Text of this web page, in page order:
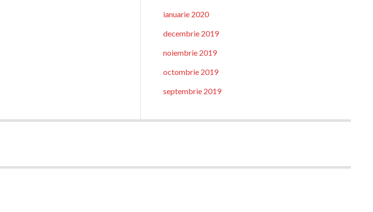
ianuarie 2020
decembrie 2019
noiembrie 2019
octombrie 2019
septembrie 2019